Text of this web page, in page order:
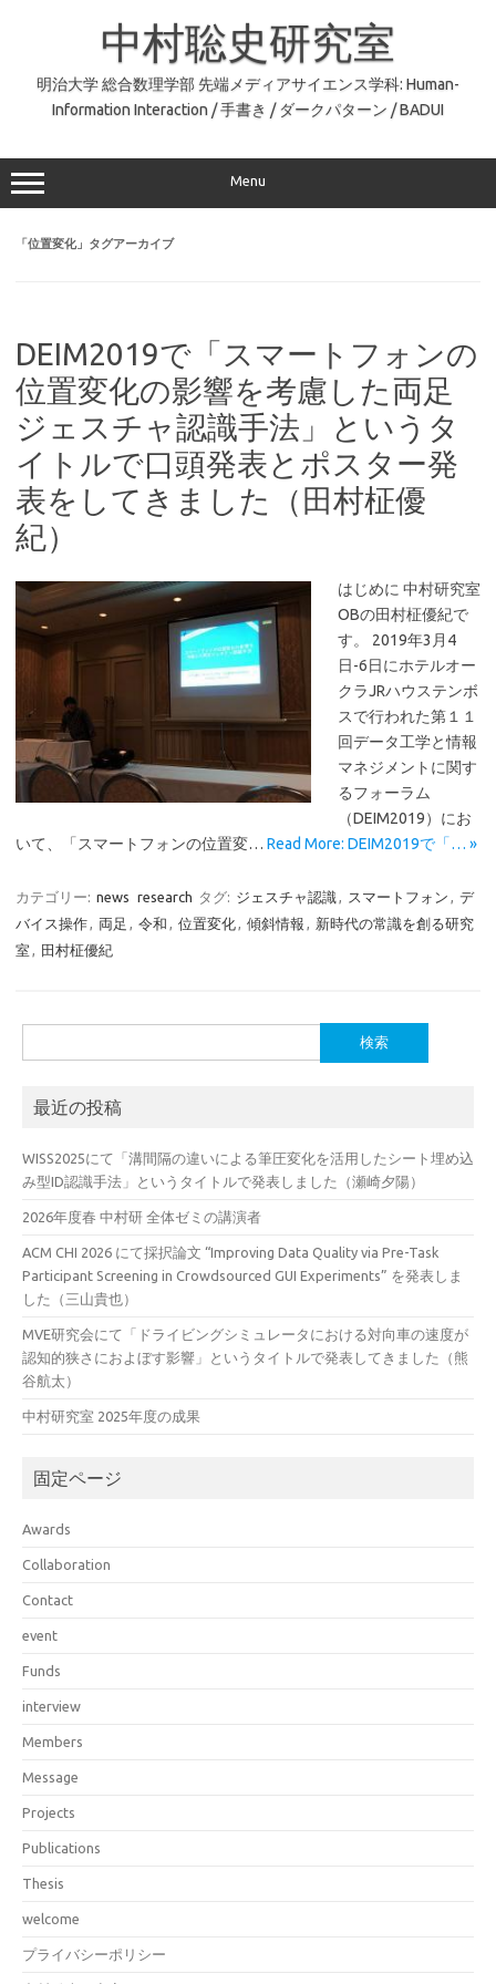
中村聡史研究室
明治大学 総合数理学部 先端メディアサイエンス学科: Human-
Information Interaction / 手書き / ダークパターン / BADUI
Menu
「位置変化」タグアーカイブ
DEIM2019で「スマートフォンの
位置変化の影響を考慮した両足
ジェスチャ認識手法」というタ
イトルで口頭発表とポスター発
表をしてきました（田村柾優
紀）
はじめに 中村研究室
OBの田村柾優紀で
す。 2019年3月4
日-6日にホテルオー
クラJRハウステンボ
スで行われた第１１
回データ工学と情報
マネジメントに関す
るフォーラム
（DEIM2019）にお
いて、「スマートフォンの位置変… Read More: DEIM2019で「… »
カテゴリー: news research タグ: ジェスチャ認識, スマートフォン , デ
バイス操作, 両足 , 令和 , 位置変化, 傾斜情報 , 新時代の常識を創る研究
室 , 田村柾優紀
索:
最近の投稿
WISS2025にて「溝間隔の違いによる筆圧変化を活用したシート埋め込
み型ID認識手法」というタイトルで発表しました（瀬崎夕陽）
2026年度春 中村研 全体ゼミの講演者
ACM CHI 2026 にて採択論文 “Improving Data Quality via Pre-Task
Participant Screening in Crowdsourced GUI Experiments” を発表しま
した（三山貴也）
MVE研究会にて「ドライビングシミュレータにおける対向車の速度が
認知的狭さにおよぼす影響」というタイトルで発表してきました（熊
谷航太）
中村研究室 2025年度の成果
固定ページ
Awards
Collaboration
Contact
event
Funds
interview
Members
Message
Projects
Publications
Thesis
welcome
プライバシーポリシー